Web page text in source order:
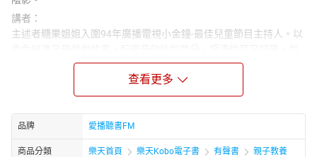
講者：
主述者糖果姐姐入圍94年廣播電視小金鐘-最佳兒童節目主持人。以
集附「甜蜜叮嚀」，啟迪小朋友的生命智慧及教導生活習慣。糖果
姐姐所說的故事，期望可以帶動所有陪伴孩子成長的大人和孩子一
起討論、分享、理解生命中的奧妙，建構生命的價值、意義和生活
方式。
查看更多
品牌 愛播聽書FM
商品分類 樂天首頁 樂天Kobo電子書 有聲書 親子教養